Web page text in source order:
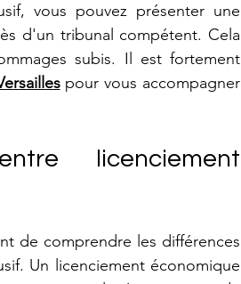
vous pouvez présenter une
d'un tribunal compétent. Cela
subis. Il est fortement
pour vous accompagner
licenciement
de comprendre les différences
Un licenciement économique